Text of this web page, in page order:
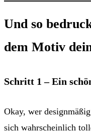
Und so
dem Motiv
Schritt 1 – Ein
Okay, wer
sich wahrscheinlich